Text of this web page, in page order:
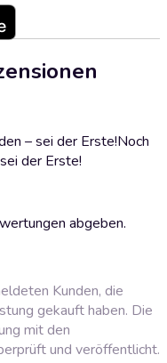
– sei der Erste!Noch
der Erste!
abgeben.
Kunden, die
gekauft haben. Die
mit den
und veröffentlicht.